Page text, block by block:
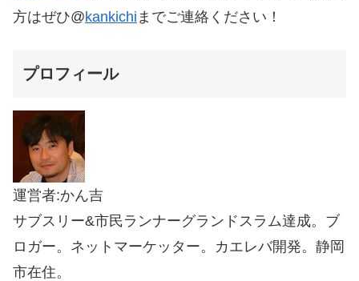
方はぜひ@kankichi までご連絡ください！
プロフィール
運営者:かん吉
サブスリー&市民ランナーグランドスラム達成。ブ
ロガー。ネットマーケッター。カエレバ開発。静岡
市在住。